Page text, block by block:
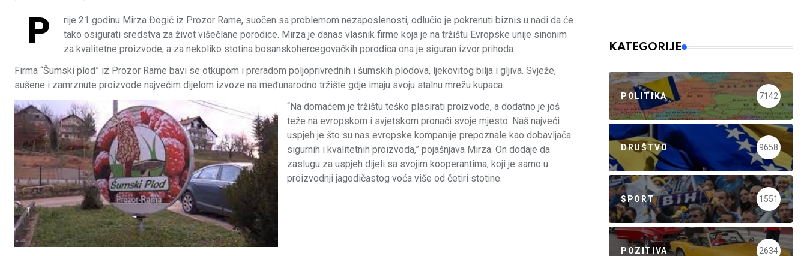
P
rije 21 godinu Mirza Đogić iz Prozor Rame, suočen sa problemom nezaposlenosti, odlučio je pokrenuti biznis u nadi da će
tako osigurati sredstva za život višečlane porodice. Mirza je danas vlasnik firme koja je na tržištu Evropske unije sinonim
za kvalitetne proizvode, a za nekoliko stotina bosanskohercegovačkih porodica ona je siguran izvor prihoda.
Firma “Šumski plod” iz Prozor Rame bavi se otkupom i preradom poljoprivrednih i šumskih plodova, ljekovitog bilja i gljiva. Svježe,
sušene i zamrznute proizvode najvećim dijelom izvoze na međunarodno tržište gdje imaju svoju stalnu mrežu kupaca.
“Na domaćem je tržištu teško plasirati proizvode, a dodatno je još
teže na evropskom i svjetskom pronaći svoje mjesto. Naš najveći
uspjeh je što su nas evropske kompanije prepoznale kao dobavljača
sigurnih i kvalitetnih proizvoda,” pojašnjava Mirza. On dodaje da
zaslugu za uspjeh dijeli sa svojim kooperantima, koji je samo u
proizvodnji jagodičastog voća više od četiri stotine.
KATEGORIJE
POLITIKA 7142
DRUŠTVO 9658
SPORT 1551
POZITIVA 2634